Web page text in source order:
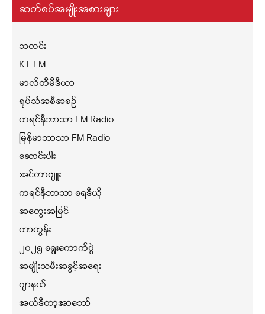
ဆက်စပ်အမျိုးအစားများ
သတင်း
KT FM
မာလ်တီမီဒီယာ
ရုပ်သံအစီအစဉ်
ကရင်နီဘာသာ FM Radio
မြန်မာဘာသာ FM Radio
ဆောင်းပါး
အင်တာဗျူး
ကရင်နီဘာသာ ရေဒီယို
အတွေးအမြင်
ကာတွန်း
၂၀၂၅ ရွေးကောက်ပွဲ
အမျိုးသမီးအခွင့်အရေး
ဂျာနယ်
အယ်ဒီတာ့အာဘော်